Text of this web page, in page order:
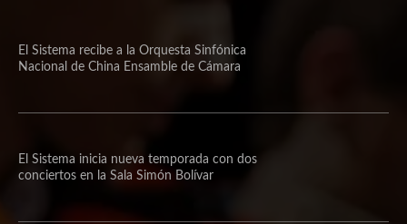
El Sistema recibe a la Orquesta Sinfónica
Nacional de China Ensamble de Cámara
El Sistema inicia nueva temporada con dos
conciertos en la Sala Simón Bolívar